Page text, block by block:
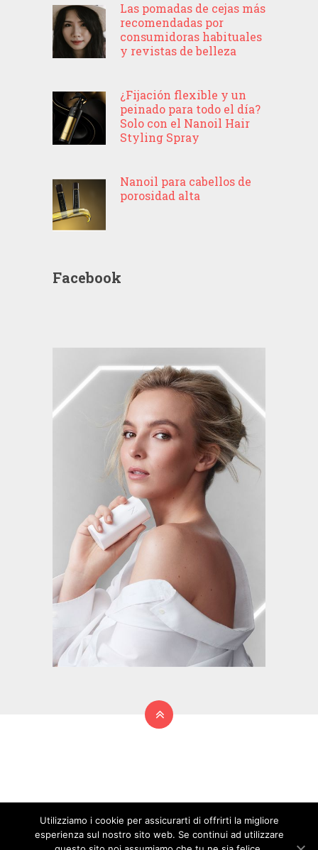
Las pomadas de cejas más
recomendadas por
consumidoras habituales
y revistas de belleza
¿Fijación flexible y un
peinado para todo el día?
Solo con el Nanoil Hair
Styling Spray
Nanoil para cabellos de
porosidad alta
Facebook
Utilizziamo i cookie per assicurarti di offrirti la migliore
esperienza sul nostro sito web. Se continui ad utilizzare